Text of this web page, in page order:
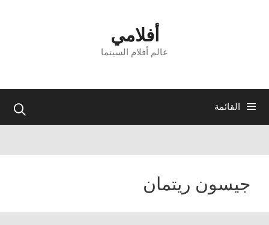
أفلامي
عالم أفلام السينما
القائمة
جيسون ريتمان